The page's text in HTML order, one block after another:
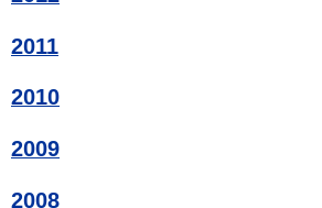
2011
2010
2009
2008